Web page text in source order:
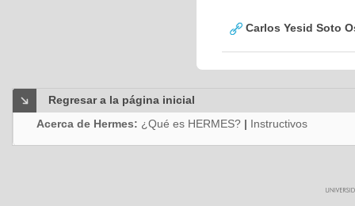
Carlos Yesid Soto
Regresar a la página inicial
Acerca de Hermes: ¿Qué es HERMES? | Instructivos